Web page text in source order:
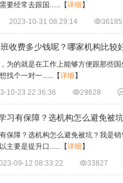
要经常去跟国...... 【详细 】
2023-10-31 08:29:14 36185
收费多少钱呢？哪家机构比较
为的就是在工作上能够方便跟那些
找个一对一...... 【详细 】
10-23 22:36:36 29628
习有保障？选机构怎么避免被
保障？选机构怎么避免被坑？我是
主要是提升口...... 【详细 】
09-12 08:33:22 33827